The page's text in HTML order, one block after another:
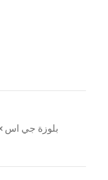
بلوزة جي اس